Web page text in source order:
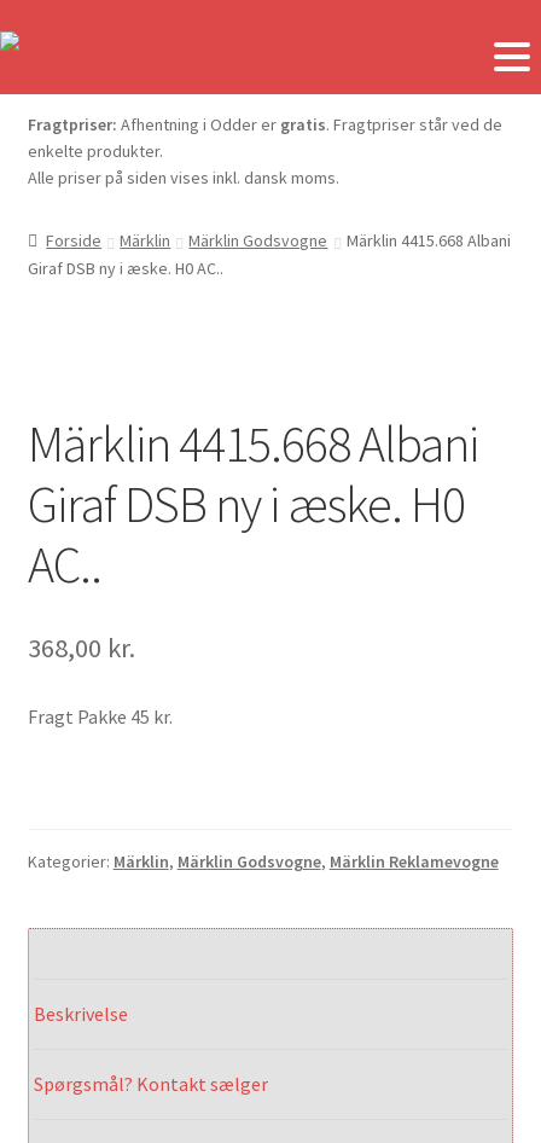
Fragtpriser: Afhentning i Odder er gratis. Fragtpriser står ved de
enkelte produkter.
Alle priser på siden vises inkl. dansk moms.
Forside Märklin Märklin Godsvogne
Märklin 4415.668 Albani
Giraf DSB ny i æske. H0 AC..
Märklin 4415.668 Albani
Giraf DSB ny i æske. H0
AC..
368,00 kr.
Fragt Pakke 45 kr.
Kategorier: Märklin, Märklin Godsvogne, Märklin Reklamevogne
Beskrivelse
Spørgsmål? Kontakt sælger